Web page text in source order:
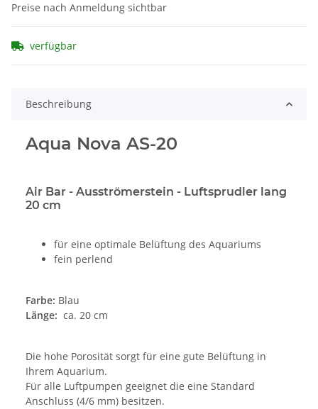
Preise nach Anmeldung sichtbar
verfügbar
Beschreibung
Aqua Nova AS-20
Air Bar - Ausströmerstein - Luftsprudler lang
20 cm
für eine optimale Belüftung des Aquariums
fein perlend
Farbe: Blau
Länge: ca. 20 cm
Die hohe Porosität sorgt für eine gute Belüftung in
Ihrem Aquarium.
Für alle Luftpumpen geeignet die eine Standard
Anschluss (4/6 mm) besitzen.